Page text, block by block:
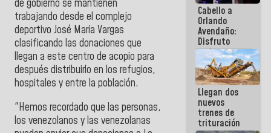
de gobierno se mantienen
trabajando desde el complejo
deportivo José María Vargas
clasificando las donaciones que
llegan a este centro de acopio para
después distribuirlo en los refugios,
hospitales y entre la población.
"Hemos recordado que las personas,
los venezolanos y las venezolanas
Cabello a
Orlando
Avendaño:
Disfruto
cada vez
que escribes
porque lo
que haces
es
embarrarla
Llegan dos
nuevos
trenes de
trituración